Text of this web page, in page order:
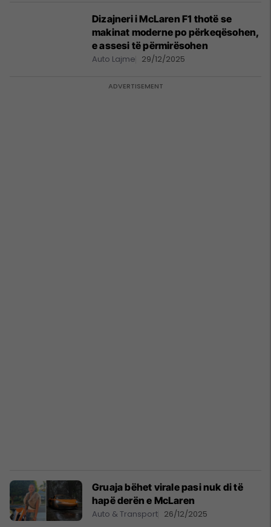
Dizajneri i McLaren F1 thotë se
makinat moderne po përkeqësohen,
e assesi të përmirësohen
Auto Lajme 29/12/2025
Gruaja bëhet virale pasi nuk di të
hapë derën e McLaren
Auto & Transport 26/12/2025